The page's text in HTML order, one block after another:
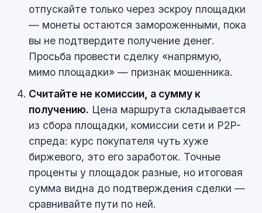
отпускайте только через эскроу площадки
— монеты остаются замороженными, пока
вы не подтвердите получение денег.
Просьба провести сделку «напрямую,
мимо площадки» — признак мошенника.
Считайте не комиссии, а сумму к
получению. Цена маршрута складывается
из сбора площадки, комиссии сети и P2P-
спреда: курс покупателя чуть хуже
биржевого, это его заработок. Точные
проценты у площадок разные, но итоговая
сумма видна до подтверждения сделки —
сравнивайте пути по ней.